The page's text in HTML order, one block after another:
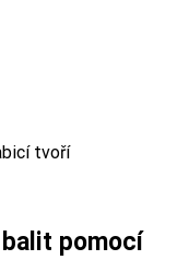
tvoří
pomocí